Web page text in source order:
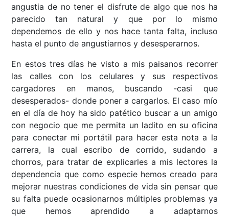
angustia de no tener el disfrute de algo que nos ha
parecido tan natural y que por lo mismo
dependemos de ello y nos hace tanta falta, incluso
hasta el punto de angustiarnos y desesperarnos.
En estos tres días he visto a mis paisanos recorrer
las calles con los celulares y sus respectivos
cargadores en manos, buscando -casi que
desesperados- donde poner a cargarlos. El caso mío
en el día de hoy ha sido patético buscar a un amigo
con negocio que me permita un ladito en su oficina
para conectar mi portátil para hacer esta nota a la
carrera, la cual escribo de corrido, sudando a
chorros, para tratar de explicarles a mis lectores la
dependencia que como especie hemos creado para
mejorar nuestras condiciones de vida sin pensar que
su falta puede ocasionarnos múltiples problemas ya
que hemos aprendido a adaptarnos